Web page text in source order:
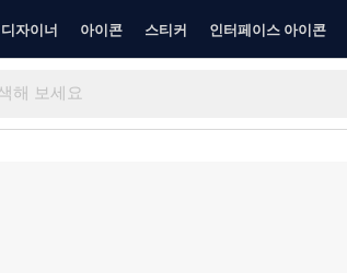
자이너 아이콘 스티커 인터페이스 아이콘